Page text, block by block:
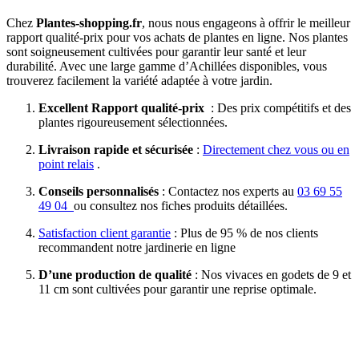
Chez Plantes-shopping.fr, nous nous engageons à offrir le meilleur
rapport qualité-prix pour vos achats de plantes en ligne. Nos plantes
sont soigneusement cultivées pour garantir leur santé et leur
durabilité. Avec une large gamme d’Achillées disponibles, vous
trouverez facilement la variété adaptée à votre jardin.
Excellent Rapport qualité-prix : Des prix compétitifs et des
plantes rigoureusement sélectionnées.
Livraison rapide et sécurisée : Directement chez vous ou en
point relais .
Conseils personnalisés : Contactez nos experts au 03 69 55
49 04 ou consultez nos fiches produits détaillées.
Satisfaction client garantie : Plus de 95 % de nos clients
recommandent notre jardinerie en ligne
D’une production de qualité : Nos vivaces en godets de 9 et
11 cm sont cultivées pour garantir une reprise optimale.